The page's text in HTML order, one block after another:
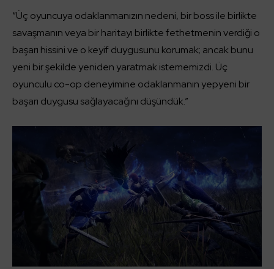
“Üç oyuncuya odaklanmanızın nedeni, bir boss ile birlikte
savaşmanın veya bir haritayı birlikte fethetmenin verdiği o
başarı hissini ve o keyif duygusunu korumak; ancak bunu
yeni bir şekilde yeniden yaratmak istememizdi. Üç
oyunculu co-op deneyimine odaklanmanın yepyeni bir
başarı duygusu sağlayacağını düşündük.”